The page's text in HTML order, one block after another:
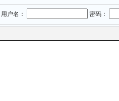
用户名： 密码：